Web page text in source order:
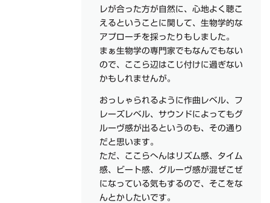
レが合った方が自然に、心地よく聴こ
えるということに関して、生物学的な
アプローチを採ったりもしました。
まぁ生物学の専門家でもなんでもない
ので、ここら辺はこじ付けに過ぎない
かもしれませんが。
おっしゃられるように作曲レベル、フ
レーズレベル、サウンドによってもグ
ルーヴ感が出るというのも、その通り
だと思います。
ただ、ここらへんはリズム感、タイム
感、ビート感、グルーヴ感が混ぜこぜ
になっている気もするので、そこをな
んとかしたいです。